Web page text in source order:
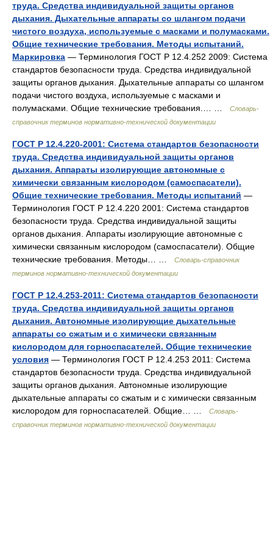
труда. Средства индивидуальной защиты органов
дыхания. Дыхательные аппараты со шлангом подачи
чистого воздуха, используемые с масками и полумасками.
Общие технические требования. Методы испытаний.
Маркировка — Терминология ГОСТ Р 12.4.252 2009: Система
стандартов безопасности труда. Средства индивидуальной
защиты органов дыхания. Дыхательные аппараты со шлангом
подачи чистого воздуха, используемые с масками и
полумасками. Общие технические требования.… …
Словарь-
справочник терминов нормативно-технической документации
ГОСТ Р 12.4.220-2001: Система стандартов безопасности
труда. Средства индивидуальной защиты органов
дыхания. Аппараты изолирующие автономные с
химически связанным кислородом (самоспасатели).
Общие технические требования. Методы испытаний —
Терминология ГОСТ Р 12.4.220 2001: Система стандартов
безопасности труда. Средства индивидуальной защиты
органов дыхания. Аппараты изолирующие автономные с
химически связанным кислородом (самоспасатели). Общие
технические требования. Методы… …
Словарь-справочник
терминов нормативно-технической документации
ГОСТ Р 12.4.253-2011: Система стандартов безопасности
труда. Средства индивидуальной защиты органов
дыхания. Автономные изолирующие дыхательные
аппараты со сжатым и с химически связанным
кислородом для горноспасателей. Общие технические
условия — Терминология ГОСТ Р 12.4.253 2011: Система
стандартов безопасности труда. Средства индивидуальной
защиты органов дыхания. Автономные изолирующие
дыхательные аппараты со сжатым и с химически связанным
кислородом для горноспасателей. Общие… …
Словарь-
справочник терминов нормативно-технической документации